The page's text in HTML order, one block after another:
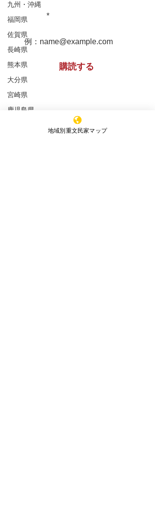
九州・沖縄
福岡県
佐賀県
長崎県
熊本県
大分県
宮崎県
鹿児島県
松浦家住宅 秋田県
重文民家についての情報をお届け
します！
購読する
※購読登録により、当サイトからのメール送信に
地域別重文民家マップ